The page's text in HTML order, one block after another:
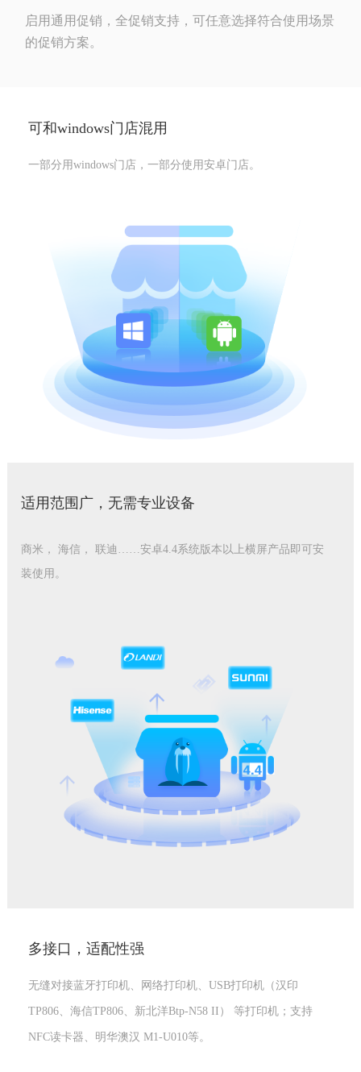
启用通用促销，全促销支持，可任意选择符合使用场景
的促销方案。
可和windows门店混用
一部分用windows门店，一部分使用安卓门店。
适用范围广，无需专业设备
商米， 海信， 联迪……安卓4.4系统版本以上横屏产品即可安
装使用。
多接口，适配性强
无缝对接蓝牙打印机、网络打印机、USB打印机（汉印
TP806、海信TP806、新北洋Btp-N58 II） 等打印机；支持
NFC读卡器、明华澳汉 M1-U010等。